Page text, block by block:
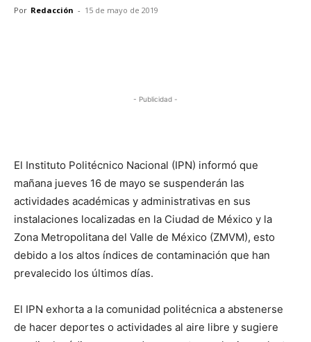
Por Redacción - 15 de mayo de 2019
- Publicidad -
El Instituto Politécnico Nacional (IPN) informó que
mañana jueves 16 de mayo se suspenderán las
actividades académicas y administrativas en sus
instalaciones localizadas en la Ciudad de México y la
Zona Metropolitana del Valle de México (ZMVM), esto
debido a los altos índices de contaminación que han
prevalecido los últimos días.
El IPN exhorta a la comunidad politécnica a abstenerse
de hacer deportes o actividades al aire libre y sugiere